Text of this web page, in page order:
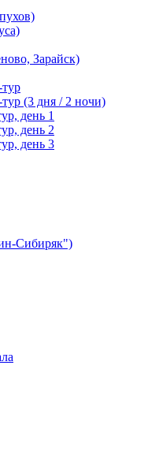
Зарайск)
(3 дня / 2 ночи)
день 1
день 2
день 3
Сибиряк")